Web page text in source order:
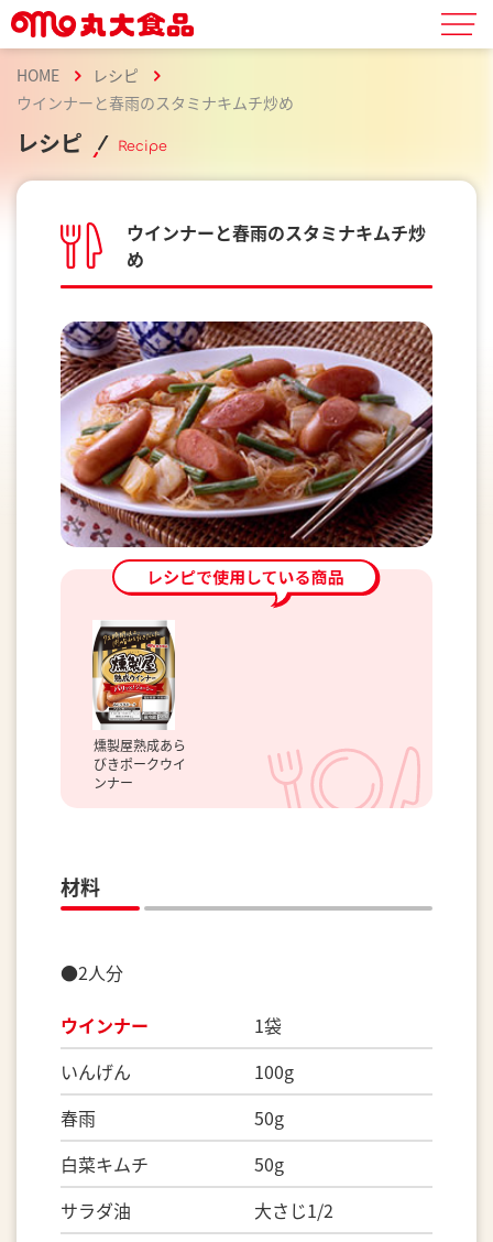
HOME
レシピ
ウインナーと春雨のスタミナキムチ炒め
レシピ Recipe
ウインナーと春雨のスタミナキムチ炒
め
燻製屋熟成あら
びきポークウイ
ンナー
材料
●2人分
ウインナー 1袋
いんげん 100g
春雨 50g
白菜キムチ 50g
サラダ油 大さじ1/2